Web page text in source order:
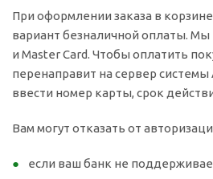
При оформлении заказа в
вариант безналичной оплаты.
и Master Card. Чтобы оплатить
перенаправит на сервер системы
ввести номер карты, срок
Вам могут отказать от
если ваш банк не